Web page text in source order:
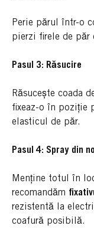
Perie părul într-o
pierzi firele de păr
Pasul 3: Răsucire
Răsucește coada
fixeaz-o în poziție
elasticul de păr.
Pasul 4: Spray din
Menține totul în
recomandăm
rezistentă la
coafură posibilă.